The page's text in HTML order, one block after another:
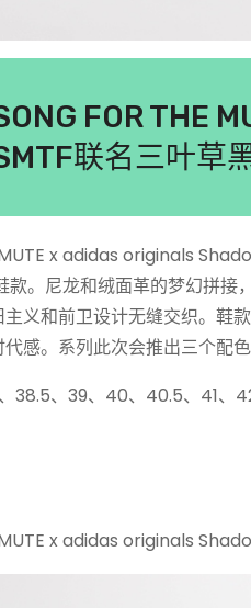
FOR THE
联名三叶草
x adidas originals
。尼龙和绒面革的梦幻拼接
义和前卫设计无缝交织。鞋
感。系列此次会推出三个配
38.5、39、40、40.5、41
x adidas originals